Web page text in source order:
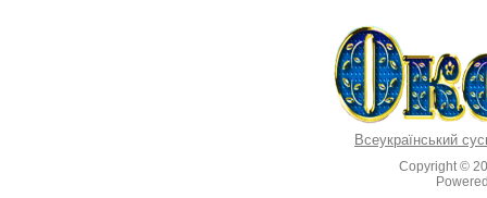
Всеукраїнський
Copyright ©